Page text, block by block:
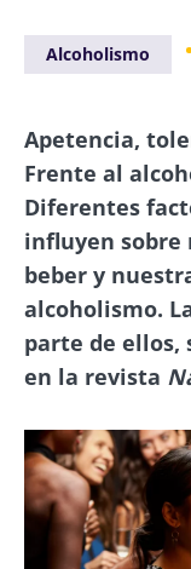
Alcoholismo
Apetencia,
Frente al
Diferentes
influyen sobre
beber y
alcoholismo.
parte de ellos,
en la revista